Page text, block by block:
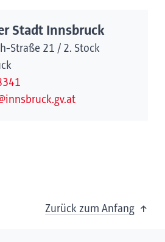
Stadt Innsbruck
Straße 21 / 2. Stock
Zurück zum Anfang